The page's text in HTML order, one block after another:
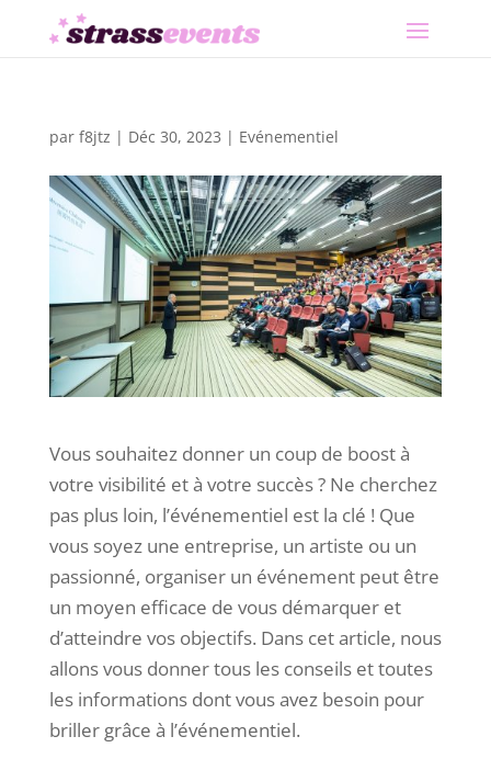
par f8jtz | Déc 30, 2023 | Evénementiel
Vous souhaitez donner un coup de boost à
votre visibilité et à votre succès ? Ne cherchez
pas plus loin, l’événementiel est la clé ! Que
vous soyez une entreprise, un artiste ou un
passionné, organiser un événement peut être
un moyen efficace de vous démarquer et
d’atteindre vos objectifs. Dans cet article, nous
allons vous donner tous les conseils et toutes
les informations dont vous avez besoin pour
briller grâce à l’événementiel.